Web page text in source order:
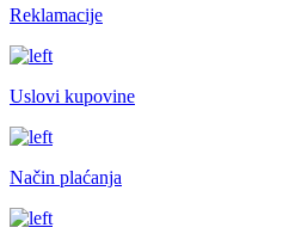
Reklamacije
Uslovi kupovine
Način plaćanja